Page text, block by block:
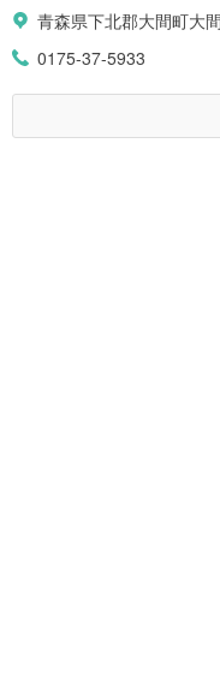
青森県下北郡大間町大
0175-37-5933